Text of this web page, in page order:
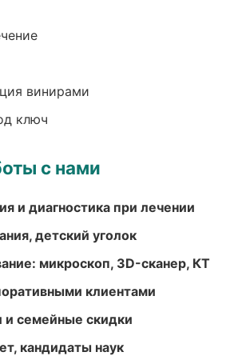
винирами
ключ
с нами
и диагностика при лечении
детский уголок
микроскоп, 3D-сканер, КТ
клиентами
и семейные скидки
кандидаты наук